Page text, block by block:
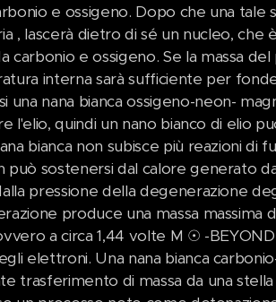
e ossigeno. Dopo che una
, lascerà dietro di sé un nucleo, che
carbonio e ossigeno. Se la massa
interna sarà sufficiente per
nana bianca ossigeno-neon-
l'elio, quindi un nano bianco di elio
bianca non subisce più reazioni di
può sostenersi dal calore generato
pressione della degenerazione
produce una massa massima
a circa 1,44 volte M ☉ -
elettroni. Una nana bianca
trasferimento di massa da una